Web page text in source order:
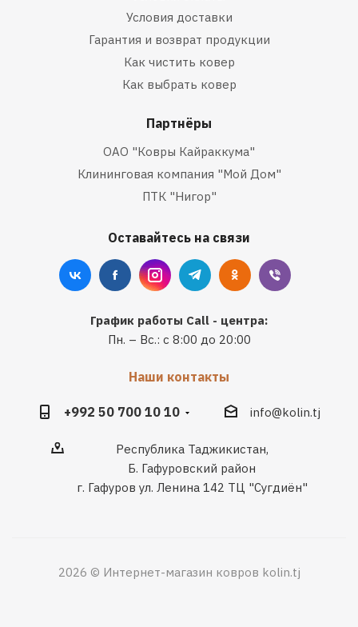
Условия доставки
Гарантия и возврат продукции
Как чистить ковер
Как выбрать ковер
Партнёры
ОАО "Ковры Кайраккума"
Клининговая компания "Мой Дом"
ПТК "Нигор"
Оставайтесь на связи
График работы Call - центра:
Пн. – Вс.: с 8:00 до 20:00
Наши контакты
+992 50 700 10 10 info@kolin.tj
Республика Таджикистан,
Б. Гафуровский район
г. Гафуров ул. Ленина 142 ТЦ "Сугдиён"
2026 © Интернет-магазин ковров kolin.tj